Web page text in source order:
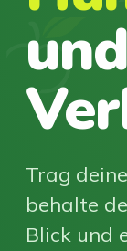
Trag
behalte
Blick und